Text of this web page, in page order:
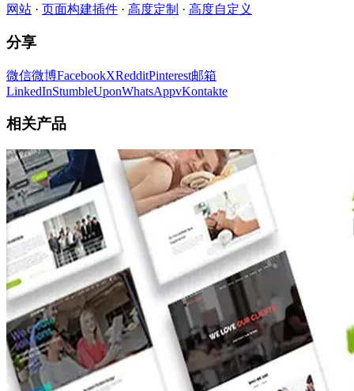
网站 · 页面构建插件 · 高度定制 · 高度自定义
分享
微信微博FacebookXRedditPinterest邮箱
LinkedInStumbleUponWhatsAppvKontakte
相关产品